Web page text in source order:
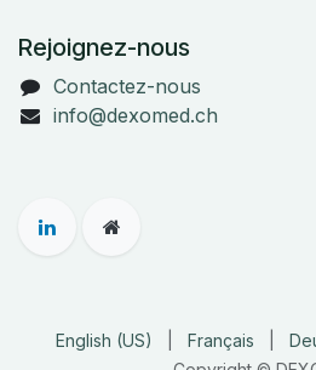
Rejoignez-nous
Contactez-nous
info@dexomed.ch
English (US) Français